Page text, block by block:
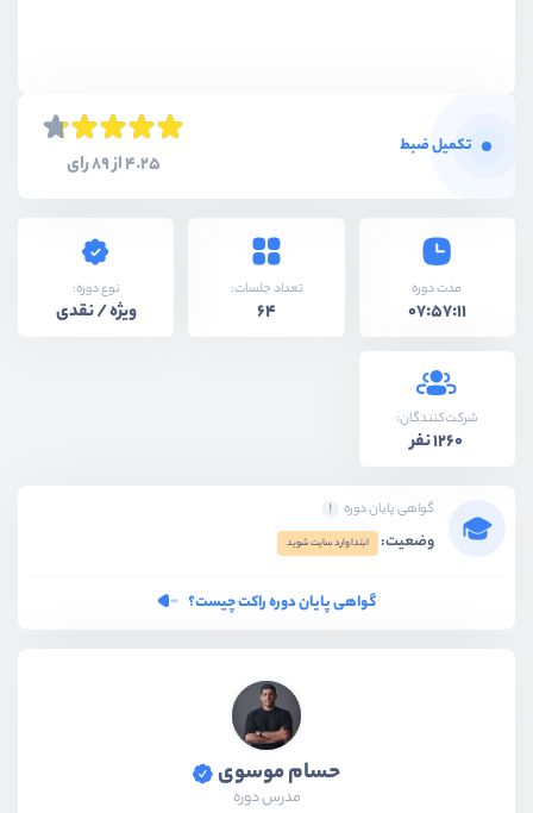
تکمیل ضبط
4.25 از 89 رای
مدت دوره
07:57:11
تعداد جلسات:
64
نوع دوره:
ویژه / نقدی
شرکت‌کنندگان:
1260 نفر
گواهی پایان دوره
وضعیت: ابتدا وارد سایت شوید
گواهی پایان دوره راکت چیست؟
حسام موسوی
مدرس دوره